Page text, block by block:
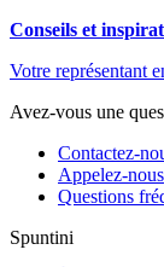
Conseils et
Votre représentant
Avez-vous une
Contactez-
Appelez-nous
Questions
Spuntini